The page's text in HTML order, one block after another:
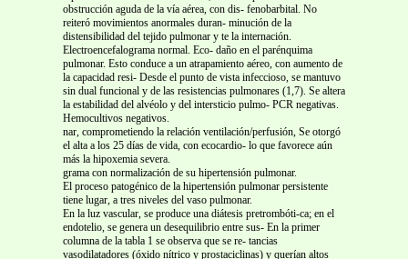
obstrucción aguda de la vía aérea, con dis- fenobarbital. No
reiteró movimientos anormales duran- minución de la
distensibilidad del tejido pulmonar y te la internación.
Electroencefalograma normal. Eco- daño en el parénquima
pulmonar. Esto conduce a un atrapamiento aéreo, con aumento de
la capacidad resi- Desde el punto de vista infeccioso, se mantuvo
sin dual funcional y de las resistencias pulmonares (1,7). Se altera
la estabilidad del alvéolo y del intersticio pulmo- PCR negativas.
Hemocultivos negativos.
nar, comprometiendo la relación ventilación/perfusión, Se otorgó
el alta a los 25 días de vida, con ecocardio- lo que favorece aún
más la hipoxemia severa.
grama con normalización de su hipertensión pulmonar.
El proceso patogénico de la hipertensión pulmonar persistente
tiene lugar, a tres niveles del vaso pulmonar.
En la luz vascular, se produce una diátesis pretrombóti-ca; en el
endotelio, se genera un desequilibrio entre sus- En la primer
columna de la tabla 1 se observa que se re- tancias
vasodilatadores (óxido nítrico y prostaciclinas) y querían altos